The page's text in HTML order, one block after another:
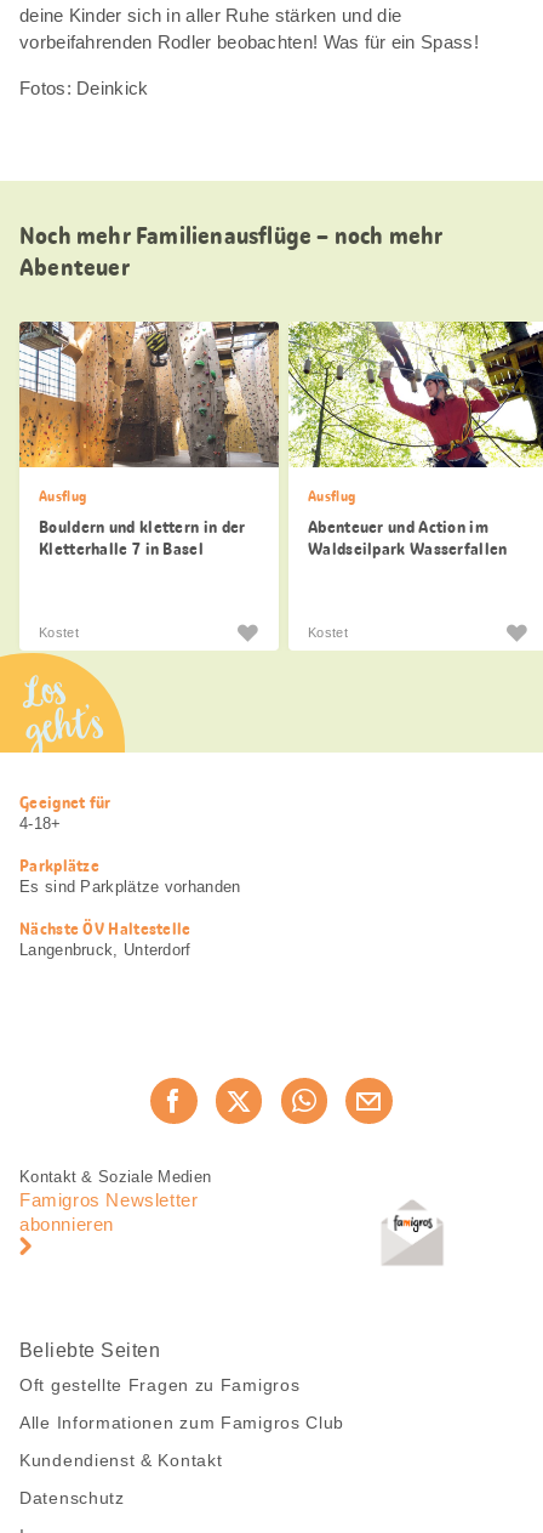
deine Kinder sich in aller Ruhe stärken und die
vorbeifahrenden Rodler beobachten! Was für ein Spass!
Fotos: Deinkick
Noch mehr Familienausflüge – noch mehr
Abenteuer
Ausflug
Bouldern und klettern in der
Kletterhalle 7 in Basel
Kostet
Ausflug
Abenteuer und Action im
Waldseilpark Wasserfallen
Kostet
Los
geht’s
Nützliche
Informationen
Geeignet für
4-18+
Parkplätze
Es sind Parkplätze vorhanden
Nächste ÖV Haltestelle
Langenbruck, Unterdorf
Jetzt weiterempfehlen
Fusszeile
Fusszeile
Navigation
Kontakt & Soziale Medien
Famigros Newsletter
abonnieren
Beliebte Seiten
Oft gestellte Fragen zu Famigros
Alle Informationen zum Famigros Club
Kundendienst & Kontakt
Datenschutz